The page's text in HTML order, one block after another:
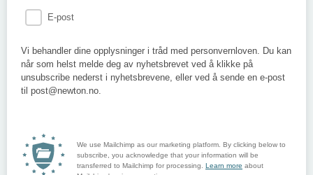
E-post
Vi behandler dine opplysninger i tråd med personvernloven. Du kan
når som helst melde deg av nyhetsbrevet ved å klikke på
unsubscribe nederst i nyhetsbrevene, eller ved å sende en e-post
til post@newton.no.
We use Mailchimp as our marketing platform. By clicking below to
subscribe, you acknowledge that your information will be
transferred to Mailchimp for processing. Learn more about